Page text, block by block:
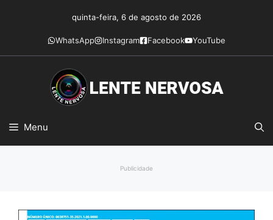
conteúdo
quinta-feira, 6 de agosto de 2026
WhatsApp Instagram Facebook YouTube
Menu
Publicidade